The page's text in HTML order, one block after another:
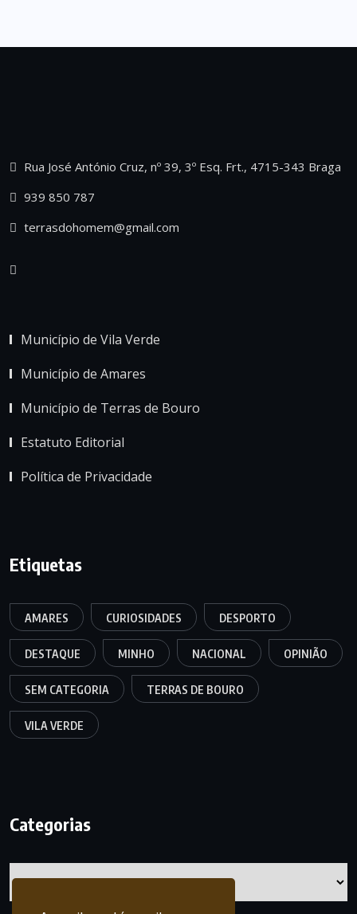
Rua José António Cruz, nº 39, 3º Esq. Frt., 4715-343 Braga
939 850 787
terrasdohomem@gmail.com
Município de Vila Verde
Município de Amares
Município de Terras de Bouro
Estatuto Editorial
Política de Privacidade
Etiquetas
AMARES CURIOSIDADES DESPORTO
DESTAQUE MINHO NACIONAL OPINIÃO
SEM CATEGORIA TERRAS DE BOURO
VILA VERDE
Categorias